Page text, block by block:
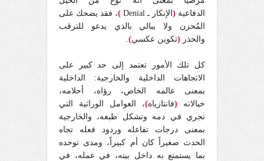
الدفاعية ( الإنكار ـ Denial )، فقد يضحك على
المُحزن ولا يبالي بالذي يدعو للترقب
والحذر (تكوين عكسي)
.
كل تلك الأمور تعتمد إلى حد كبير على
الاتجاهات الداخلية والخارجية: الداخلية
بمعنى عالمه الخاص، رؤاه، أحلامه،
خيالاته (فانتازياه)، العوامل الوراثية التي
تجري في دمه وتشكل طبعه، والخارجية
بمعنى درجات تفاعله وردود فعله تجاه
الحدث صغيراً كان أم كبيراً، ومدى توحده
بما يستمتع به داخل بيته، في عمله، في